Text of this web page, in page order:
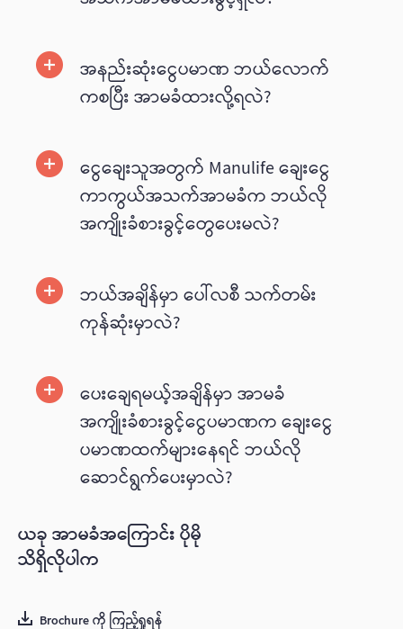
အနည်းဆုံးငွေပမာဏ ဘယ်လောက်
ကစပြီး အာမခံထားလို့ရလဲ?
ငွေ‌ချေးသူအတွက် Manulife ချေးငွေ
ကာကွယ်အသက်အာမခံက ဘယ်လို
အကျိုးခံစားခွင့်တွေပေးမလဲ?
ဘယ်အချိန်မှာ ပေါ်လစီ သက်တမ်း
ကုန်ဆုံးမှာလဲ?
ပေးချေရမယ့်အချိန်မှာ အာမခံ
အကျိုးခံစားခွင့်ငွေပမာဏက ချေးငွေ
ပမာဏထက်များနေရင် ဘယ်လို
ဆောင်ရွက်ပေးမှာလဲ?
ယခု အာမခံအကြောင်း ပိုမို
သိရှိလိုပါက
Brochure ကို ကြည့်ရှုရန်